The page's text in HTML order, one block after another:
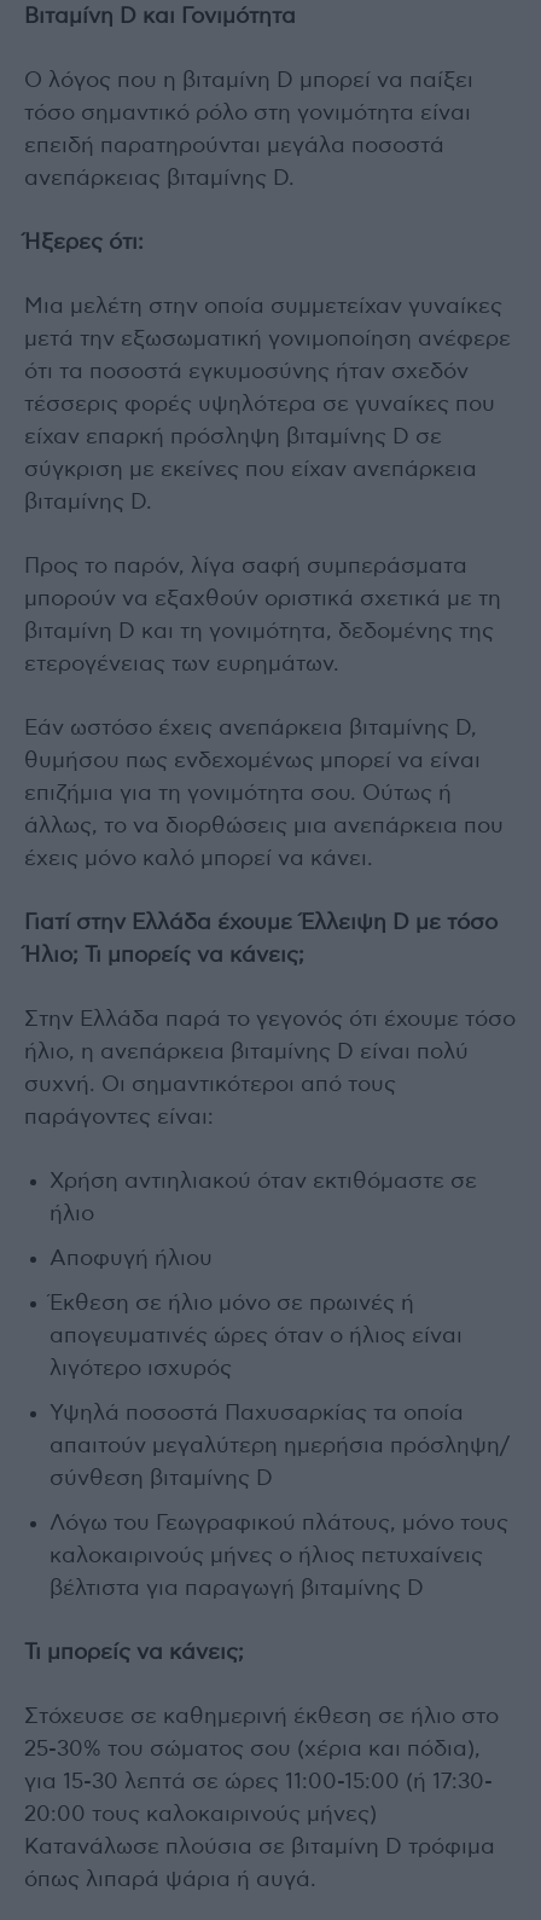
Βιταμίνη D και Γονιμότητα
Ο λόγος που η βιταμίνη D μπορεί να παίξει
τόσο σημαντικό ρόλο στη γονιμότητα είναι
επειδή παρατηρούνται μεγάλα ποσοστά
ανεπάρκειας βιταμίνης D.
Ήξερες ότι:
Μια μελέτη στην οποία συμμετείχαν γυναίκες
μετά την εξωσωματική γονιμοποίηση ανέφερε
ότι τα ποσοστά εγκυμοσύνης ήταν σχεδόν
τέσσερις φορές υψηλότερα σε γυναίκες που
είχαν επαρκή πρόσληψη βιταμίνης D σε
σύγκριση με εκείνες που είχαν ανεπάρκεια
βιταμίνης D.
Προς το παρόν, λίγα σαφή συμπεράσματα
μπορούν να εξαχθούν οριστικά σχετικά με τη
βιταμίνη D και τη γονιμότητα, δεδομένης της
ετερογένειας των ευρημάτων.
Εάν ωστόσο έχεις ανεπάρκεια βιταμίνης D,
θυμήσου πως ενδεχομένως μπορεί να είναι
επιζήμια για τη γονιμότητα σου. Ούτως ή
άλλως, το να διορθώσεις μια ανεπάρκεια που
έχεις μόνο καλό μπορεί να κάνει.
Γιατί στην Ελλάδα έχουμε Έλλειψη D με τόσο
Ήλιο; Τι μπορείς να κάνεις;
Στην Ελλάδα παρά το γεγονός ότι έχουμε τόσο
ήλιο, η ανεπάρκεια βιταμίνης D είναι πολύ
συχνή. Οι σημαντικότεροι από τους
παράγοντες είναι:
Χρήση αντιηλιακού όταν εκτιθόμαστε σε
ήλιο
Αποφυγή ήλιου
Έκθεση σε ήλιο μόνο σε πρωινές ή
απογευματινές ώρες όταν ο ήλιος είναι
λιγότερο ισχυρός
Υψηλά ποσοστά Παχυσαρκίας τα οποία
απαιτούν μεγαλύτερη ημερήσια πρόσληψη/
σύνθεση βιταμίνης D
Λόγω του Γεωγραφικού πλάτους, μόνο τους
καλοκαιρινούς μήνες ο ήλιος πετυχαίνεις
βέλτιστα για παραγωγή βιταμίνης D
Τι μπορείς να κάνεις;
Στόχευσε σε καθημερινή έκθεση σε ήλιο στο
25-30% του σώματος σου (χέρια και πόδια),
για 15-30 λεπτά σε ώρες 11:00-15:00 (ή 17:30-
20:00 τους καλοκαιρινούς μήνες)
Κατανάλωσε πλούσια σε βιταμίνη D τρόφιμα
όπως λιπαρά ψάρια ή αυγά.